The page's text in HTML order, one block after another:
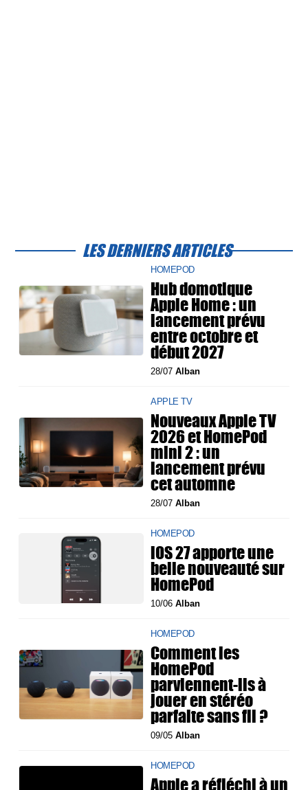
LES DERNIERS ARTICLES
HOMEPOD
Hub domotique
Apple Home : un
lancement prévu
entre octobre et
début 2027
28/07Alban
APPLE TV
Nouveaux Apple TV
2026 et HomePod
mini 2 : un
lancement prévu
cet automne
28/07Alban
HOMEPOD
iOS 27 apporte une
belle nouveauté sur
HomePod
10/06Alban
HOMEPOD
Comment les
HomePod
parviennent-ils à
jouer en stéréo
parfaite sans fil ?
09/05Alban
HOMEPOD
Apple a réfléchi à un